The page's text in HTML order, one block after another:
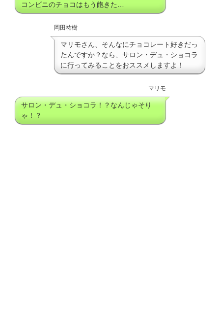
コンビニのチョコはもう飽きた…
岡田祐樹
マリモさん、そんなにチョコレート好きだっ
たんですか？なら、サロン・デュ・ショコラ
に行ってみることをおススメしますよ！
マリモ
サロン・デュ・ショコラ！？なんじゃそり
ゃ！？